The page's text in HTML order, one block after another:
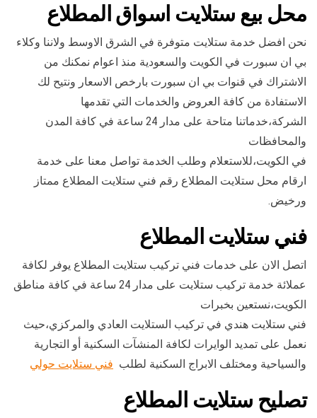
محل بيع ستلايت اسواق المطلاع
نحن افضل خدمة ستلايت متوفرة في الشرق الاوسط ولاننا وكلاء
بي ان سبورت في الكويت والسعودية منذ اعوام نمكنك من
الاشتراك في قنوات بي ان سبورت بارخص الاسعار ونتيح لك
الاستفادة من كافة العروض والخدمات التي تقدمها
الشركة،خدماتنا متاحة على مدار 24 ساعة في كافة المدن
والمحافظات
في الكويت،للاستعلام وطلب الخدمة تواصل معنا على خدمة
ارقام محل ستلايت المطلاع رقم فني ستلايت المطلاع ممتاز
ورخيض.
فني ستلايت المطلاع
اتصل الان على خدمات فني تركيب ستلايت المطلاع يوفر لكافة
عملائة خدمة تركيب ستلايت على مدار 24 ساعة في كافة مناطق
الكويت،نستعين بخبرات
فني ستلايت هندي في تركيب الستلايت العادي والمركزي،حيث
نعمل على تمديد الوايرات لكافة المنشآت السكنية أو التجارية
والسياحية ومختلف الابراج السكنية لطلب فني ستلايت حولي
تصليح ستلايت المطلاع